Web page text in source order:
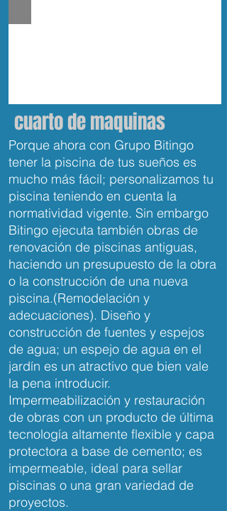
cuarto de maquinas
Porque ahora con Grupo Bitingo
tener la piscina de tus sueños es
mucho más fácil; personalizamos tu
piscina teniendo en cuenta la
normatividad vigente. Sin embargo
Bitingo ejecuta también obras de
renovación de piscinas antiguas,
haciendo un presupuesto de la obra
o la construcción de una nueva
piscina.(Remodelación y
adecuaciones). Diseño y
construcción de fuentes y espejos
de agua; un espejo de agua en el
jardín es un atractivo que bien vale
la pena introducir.
Impermeabilización y restauración
de obras con un producto de última
tecnología altamente flexible y capa
protectora a base de cemento; es
impermeable, ideal para sellar
piscinas o una gran variedad de
proyectos.